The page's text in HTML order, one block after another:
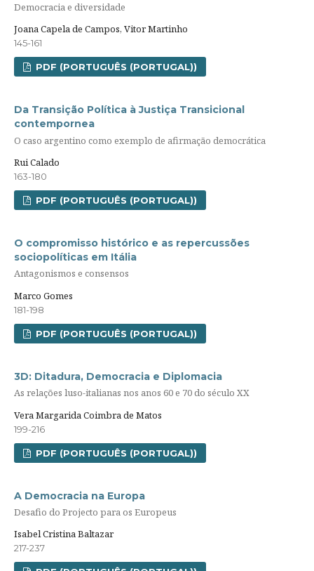
Democracia e diversidade
Joana Capela de Campos, Vitor Martinho
145-161
PDF (PORTUGUÊS (PORTUGAL))
Da Transição Política à Justiça Transicional
contempornea
O caso argentino como exemplo de afirmação democrática
Rui Calado
163-180
PDF (PORTUGUÊS (PORTUGAL))
O compromisso histórico e as repercussões
sociopolíticas em Itália
Antagonismos e consensos
Marco Gomes
181-198
PDF (PORTUGUÊS (PORTUGAL))
3D: Ditadura, Democracia e Diplomacia
As relações luso-italianas nos anos 60 e 70 do século XX
Vera Margarida Coimbra de Matos
199-216
PDF (PORTUGUÊS (PORTUGAL))
A Democracia na Europa
Desafio do Projecto para os Europeus
Isabel Cristina Baltazar
217-237